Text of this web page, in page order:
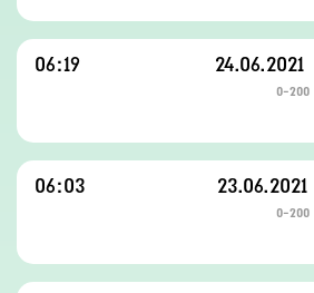
24.06.2021
06:19
0-200
23.06.2021
06:03
0-200